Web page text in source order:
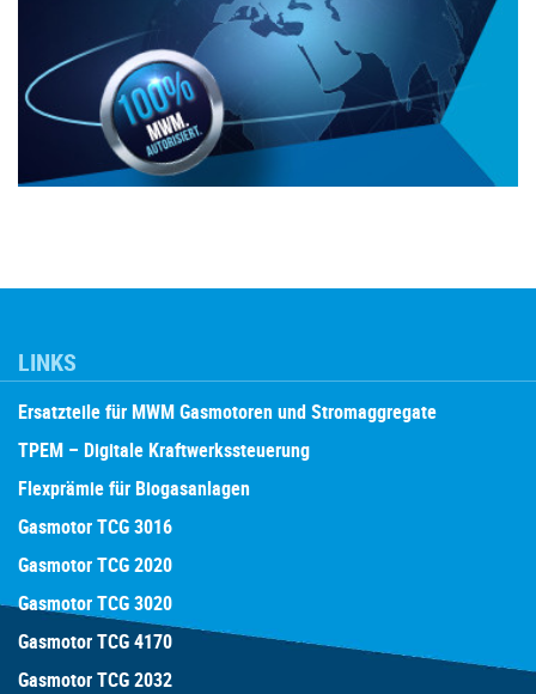
LINKS
Ersatzteile für MWM Gasmotoren und Stromaggregate
TPEM – Digitale Kraftwerkssteuerung
Flexprämie für Biogasanlagen
Gasmotor TCG 3016
Gasmotor TCG 2020
Gasmotor TCG 3020
Gasmotor TCG 4170
Gasmotor TCG 2032